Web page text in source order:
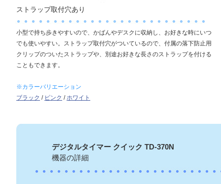
ストラップ取付穴あり
小型で持ち歩きやすいので、かばんやデスクに収納し、お好きな時にいつ
でも使いやすい。ストラップ取付穴がついているので、付属の落下防止用
クリップのついたストラップや、別途お好きな長さのストラップを付ける
こともできます。
※カラーバリエーション
ブラック / ピンク /ホワイト
デジタルタイマー クイック TD-370N
機器の詳細